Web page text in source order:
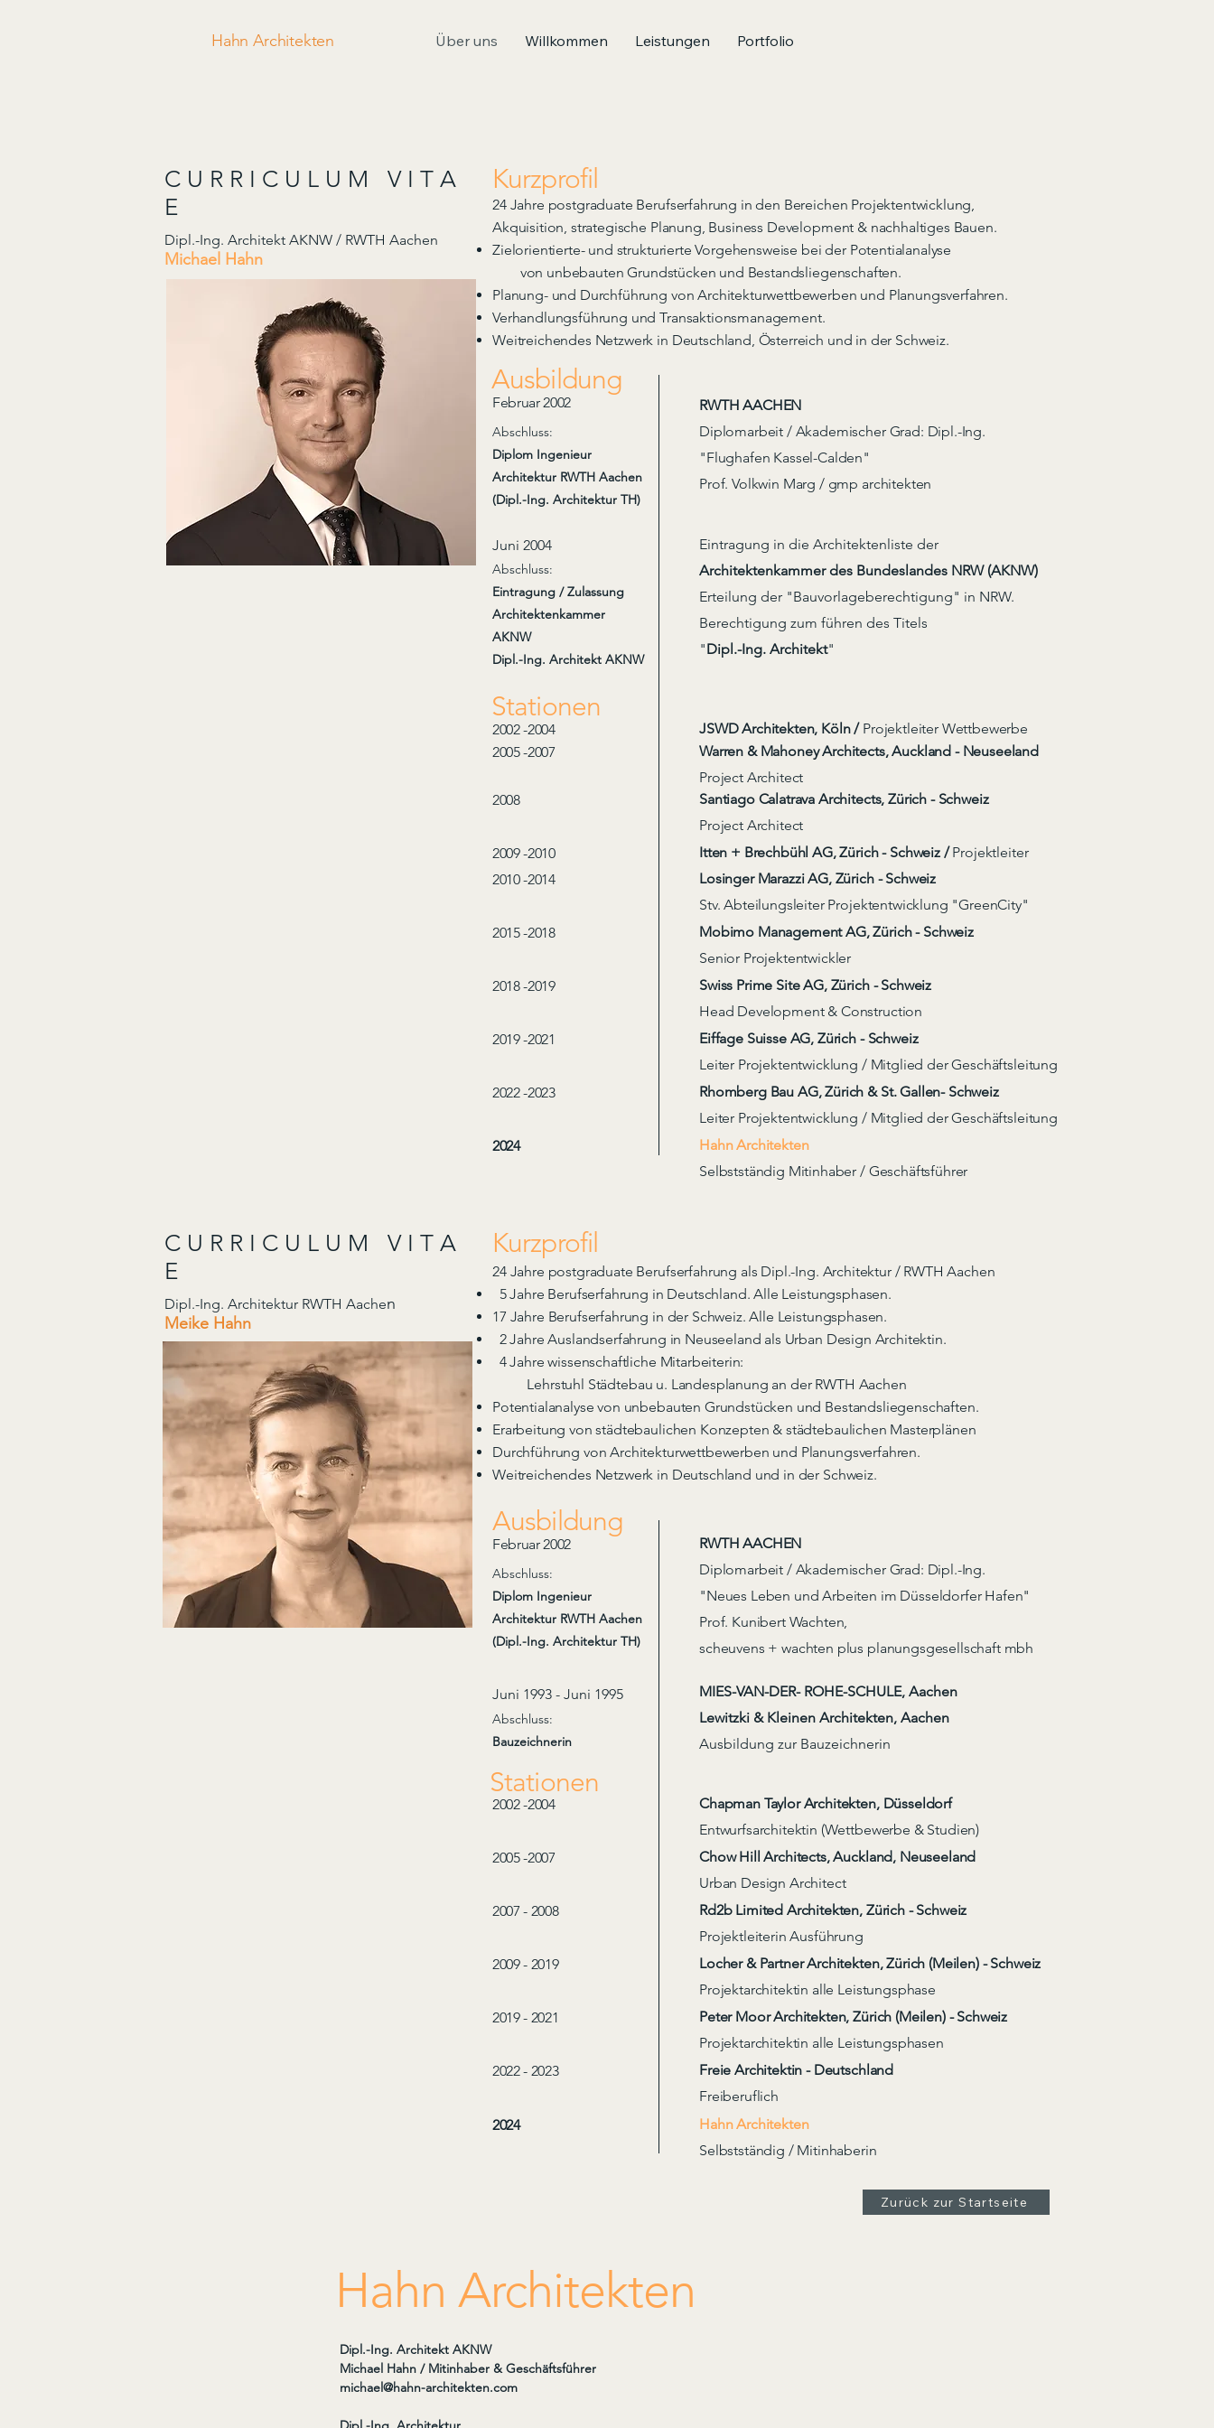
Hahn Architekten Über uns Willkommen Leistungen Portfolio
C U R R I C U L U M V I T A
E
Dipl.-Ing. Architekt AKNW / RWTH Aachen
Michael Hahn
Kurzprofil
24 Jahre postgraduate Berufserfahrung in den Bereichen Projektentwicklung,
Akquisition, strategische Planung, Business Development & nachhaltiges Bauen.
Zielorientierte- und strukturierte Vorgehensweise bei der Potentialanalyse
von unbebauten Grundstücken und Bestandsliegenschaften.
Planung- und Durchführung von Architekturwettbewerben und Planungsverfahren.
Verhandlungsführung und Transaktionsmanagement.
Weitreichendes Netzwerk in Deutschland, Österreich und in der Schweiz.
Ausbildung
Stationen
Februar 2002
Abschluss:
Diplom Ingenieur
Architektur RWTH Aachen
(Dipl.-Ing. Architektur TH)
Juni 2004
Abschluss:
Eintragung / Zulassung
Architektenkammer
AKNW
Dipl.-Ing. Architekt AKNW
2002 -2004
2005 -2007
2008
2009 -2010
2010 -2014
2015 -2018
2018 -2019
2019 -2021
2022 -2023
2024
RWTH AACHEN
Diplomarbeit / Akademischer Grad: Dipl.-Ing.
"Flughafen Kassel-Calden"
Prof. Volkwin Marg / gmp architekten
Eintragung in die Architektenliste der
Architektenkammer des Bundeslandes NRW (AKNW)
Erteilung der "Bauvorlageberechtigung" in NRW.
Berechtigung zum führen des Titels
"Dipl.-Ing. Architekt"
JSWD Architekten, Köln / Projektleiter Wettbewerbe
Warren & Mahoney Architects, Auckland - Neuseeland
Project Architect
Santiago Calatrava Architects, Zürich - Schweiz
Project Architect
Itten + Brechbühl AG, Zürich - Schweiz /Projektleiter
Losinger Marazzi AG, Zürich - Schweiz
Stv. Abteilungsleiter Projektentwicklung "GreenCity"
Mobimo Management AG, Zürich - Schweiz
Senior Projektentwickler
Swiss Prime Site AG, Zürich - Schweiz
Head Development & Construction
Eiffage Suisse AG, Zürich - Schweiz
Leiter Projektentwicklung / Mitglied der Geschäftsleitung
Rhomberg Bau AG, Zürich & St. Gallen- Schweiz
Leiter Projektentwicklung / Mitglied der Geschäftsleitung
Hahn Architekten
Selbstständig Mitinhaber / Geschäftsführer
C U R R I C U L U M V I T A
E
Dipl.-Ing. Architektur RWTH Aachen
Meike Hahn
Kurzprofil
24 Jahre postgraduate Berufserfahrung als Dipl.-Ing. Architektur / RWTH Aachen
5 Jahre Berufserfahrung in Deutschland. Alle Leistungsphasen.
17 Jahre Berufserfahrung in der Schweiz. Alle Leistungsphasen.
2 Jahre Auslandserfahrung in Neuseeland als Urban Design Architektin.
4 Jahre wissenschaftliche Mitarbeiterin:
Lehrstuhl Städtebau u. Landesplanung an der RWTH Aachen
Potentialanalysevon unbebauten Grundstücken und Bestandsliegenschaften.
Erarbeitung von städtebaulichen Konzepten & städtebaulichen Masterplänen
Durchführung von Architekturwettbewerben und Planungsverfahren.
Weitreichendes Netzwerk in Deutschland und in der Schweiz.
Juni 1993 - Juni 1995
Abschluss:
Bauzeichnerin
Stationen
MIES-VAN-DER- ROHE-SCHULE, Aachen
Lewitzki & Kleinen Architekten, Aachen
Ausbildung zur Bauzeichnerin
Ausbildung
Februar 2002
Abschluss:
Diplom Ingenieur
Architektur RWTH Aachen
(Dipl.-Ing. Architektur TH)
RWTH AACHEN
Diplomarbeit / Akademischer Grad: Dipl.-Ing.
"Neues Leben und Arbeiten im Düsseldorfer Hafen"
Prof. Kunibert Wachten,
scheuvens + wachten plus planungsgesellschaft mbh
2002 -2004
2005 -2007
2007 - 2008
2009 - 2019
2019 - 2021
2022 - 2023
2024
Chapman Taylor Architekten, Düsseldorf
Entwurfsarchitektin (Wettbewerbe & Studien)
Chow Hill Architects, Auckland, Neuseeland
Urban Design Architect
Rd2b Limited Architekten, Zürich - Schweiz
Projektleiterin Ausführung
Locher & Partner Architekten, Zürich (Meilen) - Schweiz
Projektarchitektin alle Leistungsphase
Peter Moor Architekten, Zürich (Meilen) - Schweiz
Projektarchitektin alle Leistungsphasen
Freie Architektin - Deutschland
Freiberuflich
Hahn Architekten
Selbstständig / Mitinhaberin
Zurück zur Startseite
Hahn Architekten
Dipl.-Ing. Architekt AKNW
Michael Hahn / Mitinhaber & Geschäftsführer
michael@hahn-architekten.com